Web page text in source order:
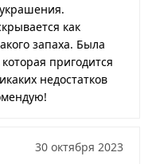
как
запаха. Была
пригодится
недостатков
30 октября 2023